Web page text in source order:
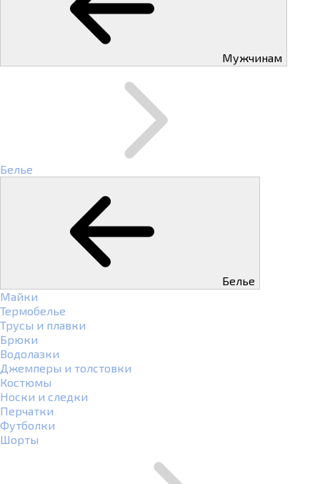
Мужчинам
Белье
Белье
Майки
Термобелье
Трусы и плавки
Брюки
Водолазки
Джемперы и толстовки
Костюмы
Носки и следки
Перчатки
Футболки
Шорты